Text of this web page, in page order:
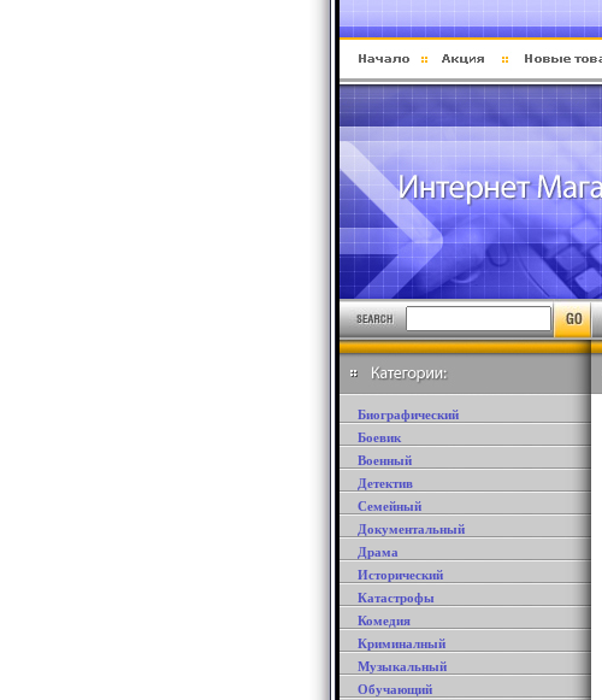
Биографический
Боевик
Военный
Детектив
Семейный
Документальный
Драма
Исторический
Катастрофы
Комедия
Криминалный
Музыкальный
Обучающий